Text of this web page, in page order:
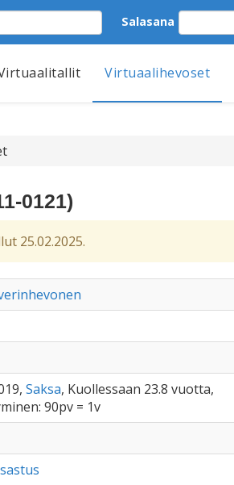
Salasana
Virtuaalihevoset
0121)
25.02.2025.
Saksa, Kuollessaan 23.8 vuotta,
90pv = 1v